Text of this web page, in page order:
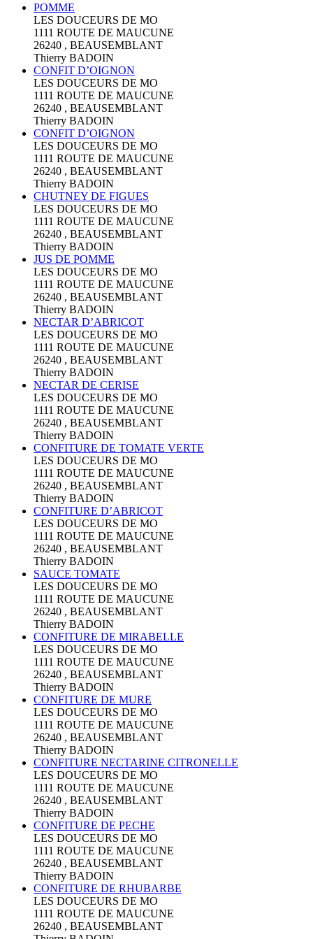
POMME
LES DOUCEURS DE MO
1111 ROUTE DE MAUCUNE
26240 , BEAUSEMBLANT
Thierry BADOIN
CONFIT D’OIGNON
LES DOUCEURS DE MO
1111 ROUTE DE MAUCUNE
26240 , BEAUSEMBLANT
Thierry BADOIN
CONFIT D’OIGNON
LES DOUCEURS DE MO
1111 ROUTE DE MAUCUNE
26240 , BEAUSEMBLANT
Thierry BADOIN
CHUTNEY DE FIGUES
LES DOUCEURS DE MO
1111 ROUTE DE MAUCUNE
26240 , BEAUSEMBLANT
Thierry BADOIN
JUS DE POMME
LES DOUCEURS DE MO
1111 ROUTE DE MAUCUNE
26240 , BEAUSEMBLANT
Thierry BADOIN
NECTAR D’ABRICOT
LES DOUCEURS DE MO
1111 ROUTE DE MAUCUNE
26240 , BEAUSEMBLANT
Thierry BADOIN
NECTAR DE CERISE
LES DOUCEURS DE MO
1111 ROUTE DE MAUCUNE
26240 , BEAUSEMBLANT
Thierry BADOIN
CONFITURE DE TOMATE VERTE
LES DOUCEURS DE MO
1111 ROUTE DE MAUCUNE
26240 , BEAUSEMBLANT
Thierry BADOIN
CONFITURE D’ABRICOT
LES DOUCEURS DE MO
1111 ROUTE DE MAUCUNE
26240 , BEAUSEMBLANT
Thierry BADOIN
SAUCE TOMATE
LES DOUCEURS DE MO
1111 ROUTE DE MAUCUNE
26240 , BEAUSEMBLANT
Thierry BADOIN
CONFITURE DE MIRABELLE
LES DOUCEURS DE MO
1111 ROUTE DE MAUCUNE
26240 , BEAUSEMBLANT
Thierry BADOIN
CONFITURE DE MURE
LES DOUCEURS DE MO
1111 ROUTE DE MAUCUNE
26240 , BEAUSEMBLANT
Thierry BADOIN
CONFITURE NECTARINE CITRONELLE
LES DOUCEURS DE MO
1111 ROUTE DE MAUCUNE
26240 , BEAUSEMBLANT
Thierry BADOIN
CONFITURE DE PECHE
LES DOUCEURS DE MO
1111 ROUTE DE MAUCUNE
26240 , BEAUSEMBLANT
Thierry BADOIN
CONFITURE DE RHUBARBE
LES DOUCEURS DE MO
1111 ROUTE DE MAUCUNE
26240 , BEAUSEMBLANT